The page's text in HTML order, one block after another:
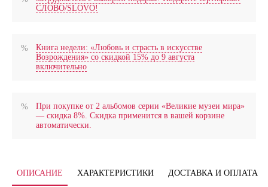
СЛОВО/SLOVO!
Книга недели: «Любовь и страсть в искусстве
Возрождения» со скидкой 15% до 9 августа
включительно
При покупке от 2 альбомов серии «Великие музеи мира»
— скидка 8%. Скидка применится в вашей корзине
автоматически.
ОПИСАНИЕ ХАРАКТЕРИСТИКИ ДОСТАВКА И ОПЛАТА